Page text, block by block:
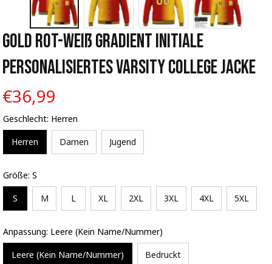
Gold Rot-Weiß Gradient Initiale
Personalisiertes Varsity College Jacke
€36,99
Geschlecht: Herren
Herren Damen Jugend
Größe: S
S M L XL 2XL 3XL 4XL 5XL
Anpassung: Leere (Kein Name/Nummer)
Leere (Kein Name/Nummer) Bedruckt